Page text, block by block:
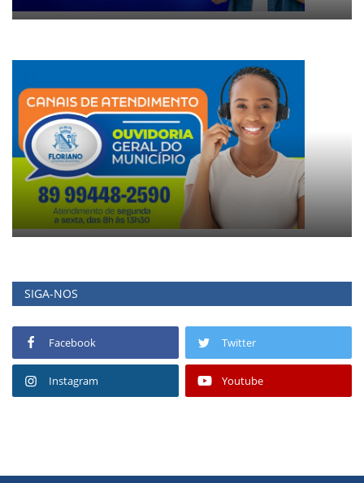
SIGA-NOS
Facebook Twitter
Instagram Youtube